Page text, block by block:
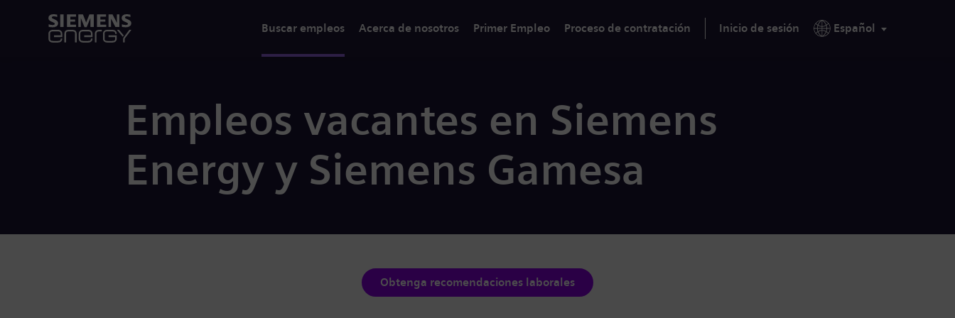
Buscar empleos Acerca de nosotros Primer Empleo Proceso de contratación Inicio de sesión Español
Empleos vacantes en Siemens
Energy y Siemens Gamesa
Obtenga recomendaciones laborales